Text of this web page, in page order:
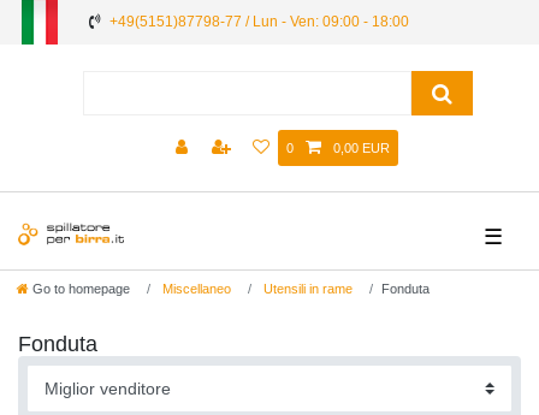
+49(5151)87798-77 / Lun - Ven: 09:00 - 18:00
0 0,00 EUR
☰
Go to homepage Miscellaneo Utensili in rame Fonduta
Fonduta